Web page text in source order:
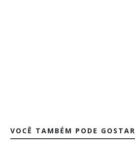
VOCÊ TAMBÉM PODE GOSTAR